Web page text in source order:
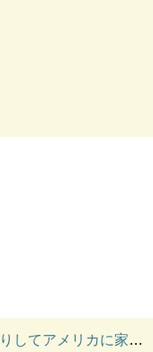
して僧侶になって帰ってきました。